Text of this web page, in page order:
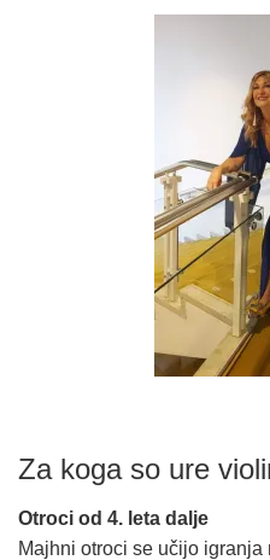
Za koga so ure
Otroci od 4. leta dalje
Majhni otroci se učijo